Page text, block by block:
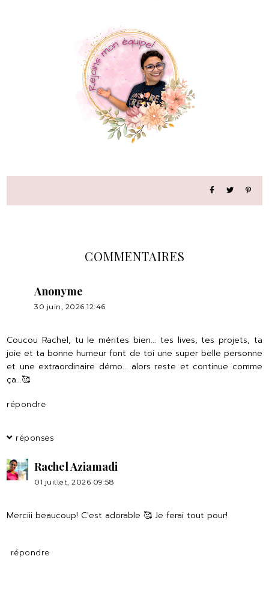
COMMENTAIRES
Anonyme
30 juin, 2026 12:46
Coucou Rachel, tu le mérites bien... tes lives, tes projets, ta
joie et ta bonne humeur font de toi une super belle personne
et une extraordinaire démo... alors reste et continue comme
ça...🥰
répondre
réponses
Rachel Aziamadi
01 juillet, 2026 09:58
Merciii beaucoup! C'est adorable 🥰 Je ferai tout pour!
répondre